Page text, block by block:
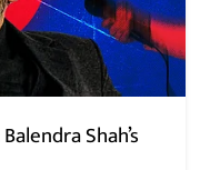
Shah’s